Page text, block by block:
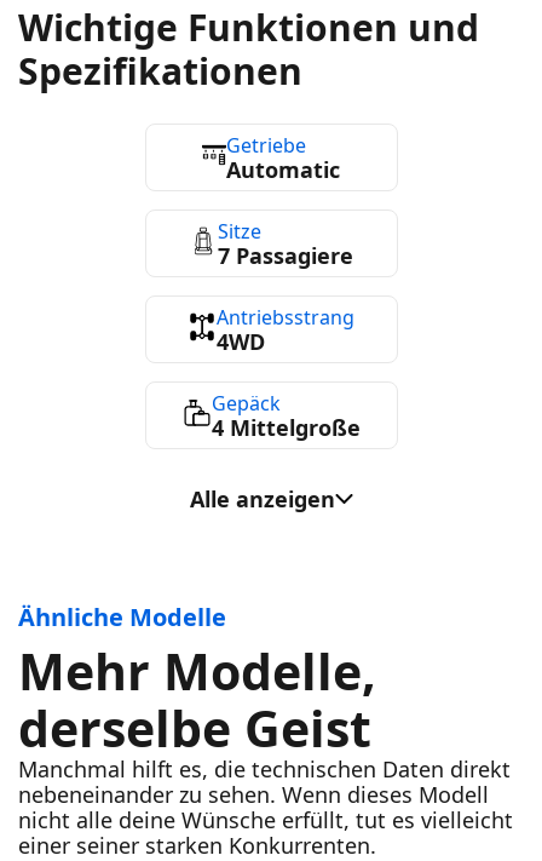
Wichtige Funktionen und
Spezifikationen
Getriebe
Automatic
Sitze
7 Passagiere
Antriebsstrang
4WD
Gepäck
4 Mittelgroße
Kraftstoffverbrauch
ca. 8.9L/100 km
Konnektivität
Bluetooth
Ladestation
USB-Ladegerät
Alle anzeigen
Ähnliche Modelle
Mehr Modelle,
derselbe Geist
Manchmal hilft es, die technischen Daten direkt
nebeneinander zu sehen. Wenn dieses Modell
nicht alle deine Wünsche erfüllt, tut es vielleicht
einer seiner starken Konkurrenten.